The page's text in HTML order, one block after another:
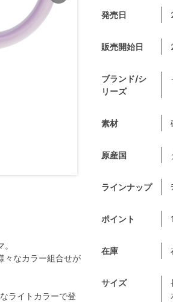
々なカラー組合せが
ライトカラーで登
発売日
販売開始日
ブランド/シ
リーズ
素材
原産国
ラインナップ
ポイント
在庫
サイズ